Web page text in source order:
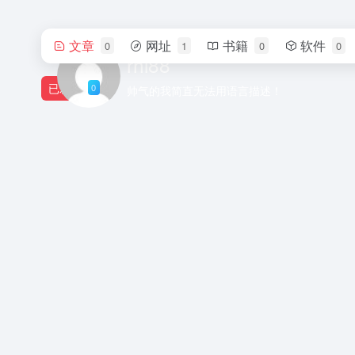
rhl88
文章 0 网址 1 书籍 0 软件 0
已发布 0